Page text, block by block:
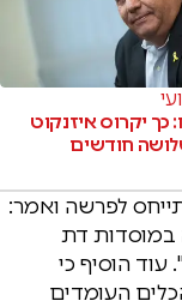
כך יקרוס איזנקוט
חודשים
לפרשה ואמר:
במוסדות דת
הוסיף כי
העומדים